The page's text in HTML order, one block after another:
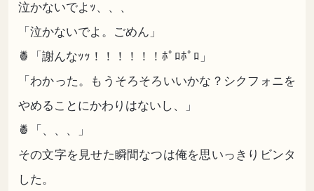
泣かないでよｯ、、、
「泣かないでよ。ごめん」
🍍「謝んなｯｯ！！！！！！ﾎﾟﾛﾎﾟﾛ」
「わかった。もうそろそろいいかな？シクフォニを
やめることにかわりはないし、」
🍍「、、、」
その文字を見せた瞬間なつは俺を思いっきりビンタ
した。